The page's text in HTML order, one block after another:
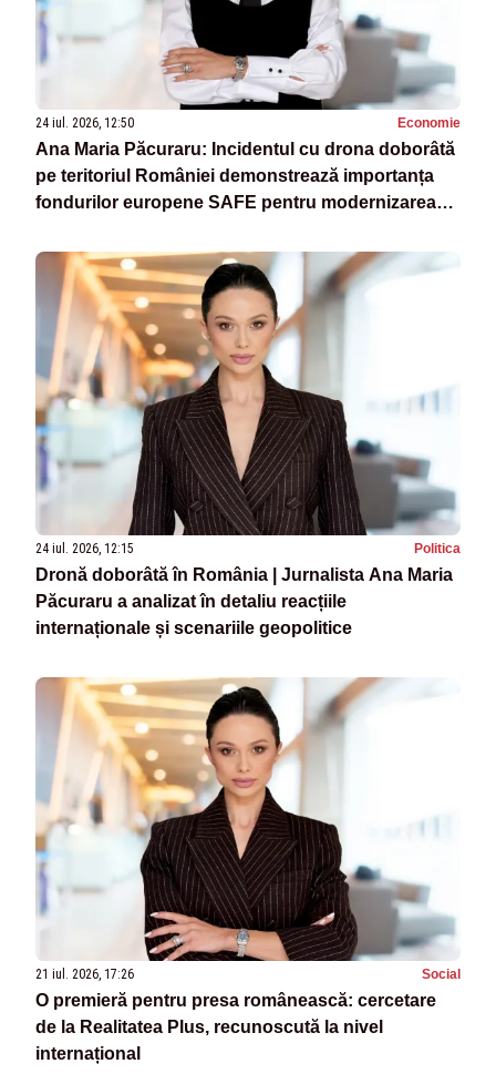
24 iul. 2026, 12:50 Economie
Ana Maria Păcuraru: Incidentul cu drona doborâtă
pe teritoriul României demonstrează importanța
fondurilor europene SAFE pentru modernizarea
24 iul. 2026, 12:15 Politica
Dronă doborâtă în România | Jurnalista Ana Maria
Păcuraru a analizat în detaliu reacțiile
internaționale și scenariile geopolitice
21 iul. 2026, 17:26 Social
O premieră pentru presa românească: cercetare
de la Realitatea Plus, recunoscută la nivel
internațional